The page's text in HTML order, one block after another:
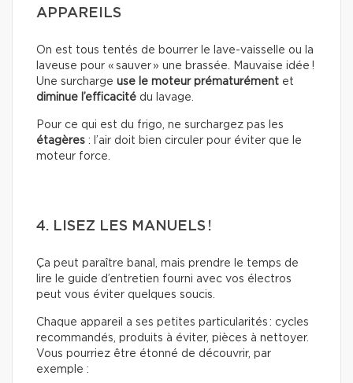
APPAREILS
On est tous tentés de bourrer le lave-vaisselle ou la
laveuse pour « sauver » une brassée. Mauvaise idée !
Une surcharge use le moteur prématurément et
diminue l’efficacité du lavage.
Pour ce qui est du frigo, ne surchargez pas les
étagères : l’air doit bien circuler pour éviter que le
moteur force.
4. LISEZ LES MANUELS !
Ça peut paraître banal, mais prendre le temps de
lire le guide d’entretien fourni avec vos électros
peut vous éviter quelques soucis.
Chaque appareil a ses petites particularités : cycles
recommandés, produits à éviter, pièces à nettoyer.
Vous pourriez être étonné de découvrir, par
exemple :